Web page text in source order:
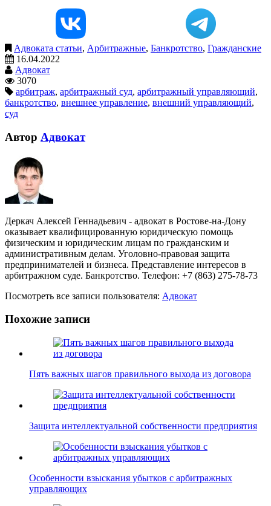
Адвоката статьи, Арбитражные, Банкротство, Гражданские
16.04.2022
Адвокат
3070
арбитраж, арбитражный суд, арбитражный управляющий,
банкротство, внешнее управление, внешний управляющий,
суд
Автор Адвокат
Деркач Алексей Геннадьевич - адвокат в Ростове-на-Дону
оказывает квалифицированную юридическую помощь
физическим и юридическим лицам по гражданским и
административным делам. Уголовно-правовая защита
предпринимателей и бизнеса. Представление интересов в
арбитражном суде. Банкротство. Телефон: +7 (863) 275-78-73
Посмотреть все записи пользователя: Адвокат
Похожие записи
Пять важных шагов правильного выхода из договора
Защита интеллектуальной собственности предприятия
Особенности взыскания убытков с арбитражных
управляющих